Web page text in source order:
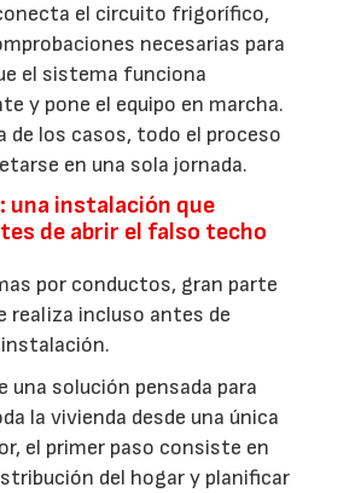
el circuito frigorífico,
necesarias para
el sistema funciona
y pone el equipo en marcha.
de los casos, todo el proceso
en una sola jornada.
una instalación que
de abrir el falso techo
por conductos, gran parte
realiza incluso antes de
una solución pensada para
la vivienda desde una única
el primer paso consiste en
del hogar y planificar